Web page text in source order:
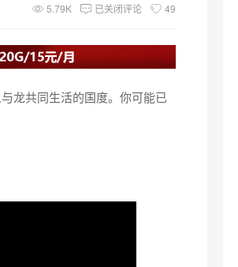
5.79K 已关闭评论 49
龙共同生活的国度。你可能已